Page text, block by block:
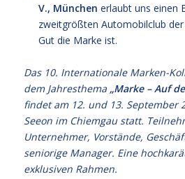
V., München erlaubt uns einen
zweitgrößten Automobilclub
Gut die Marke ist.
Das 10. Internationale Marken-
dem Jahresthema „Marke – Auf
findet am 12. und 13. September
Seeon im Chiemgau statt.
Unternehmer, Vorstände,
seniorige Manager. Eine
exklusiven Rahmen.